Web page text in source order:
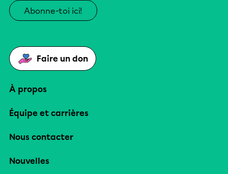
Abonne-toi ici!
Faire un don
À propos
Équipe et carrières
Nous contacter
Nouvelles